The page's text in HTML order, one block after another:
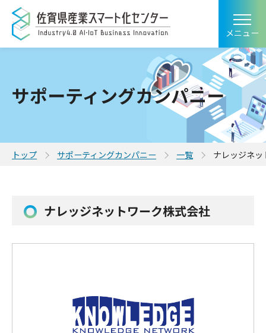
メニュー
サポーティングカンパニー
トップ サポーティングカンパニー 一覧 ナレッジネ
ナレッジネットワーク株式会社